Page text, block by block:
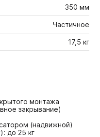
350 мм
Частичное
17,5 кг
монтажа
закрывание)
(надвижной)
до 25 кг